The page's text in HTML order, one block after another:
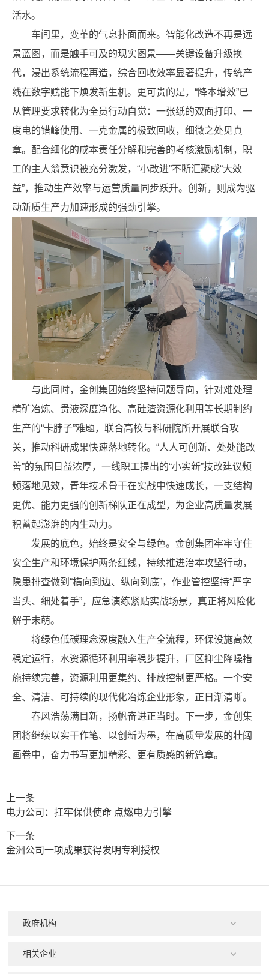
活水。
车间里，变革的气息扑面而来。智能化改造不再是远
景蓝图，而是触手可及的现实图景——关键设备升级换
代，浸出系统流程再造，综合回收效率显著提升，传统产
线在数字赋能下焕发新生机。更可贵的是，“降本增效”已
从管理要求转化为全员行动自觉：一张纸的双面打印、一
度电的错峰使用、一克金属的极致回收，细微之处见真
章。配合细化的成本责任分解和完善的考核激励机制，职
工的主人翁意识被充分激发，“小改进”不断汇聚成“大效
益”，推动生产效率与运营质量同步跃升。创新，则成为驱
动新质生产力加速形成的强劲引擎。
与此同时，金创集团始终坚持问题导向，针对难处理
精矿冶炼、贵液深度净化、高硅渣资源化利用等长期制约
生产的“卡脖子”难题，联合高校与科研院所开展联合攻
关，推动科研成果快速落地转化。“人人可创新、处处能改
善”的氛围日益浓厚，一线职工提出的“小实新”技改建议频
频落地见效，青年技术骨干在实战中快速成长，一支结构
更优、能力更强的创新梯队正在成型，为企业高质量发展
积蓄起澎湃的内生动力。
发展的底色，始终是安全与绿色。金创集团牢牢守住
安全生产和环境保护两条红线，持续推进治本攻坚行动，
隐患排查做到“横向到边、纵向到底”，作业管控坚持“严字
当头、细处着手”，应急演练紧贴实战场景，真正将风险化
解于未萌。
将绿色低碳理念深度融入生产全流程，环保设施高效
稳定运行，水资源循环利用率稳步提升，厂区抑尘降噪措
施持续完善，资源利用更集约、排放控制更严格。一个安
全、清洁、可持续的现代化冶炼企业形象，正日渐清晰。
春风浩荡满目新，扬帆奋进正当时。下一步，金创集
团将继续以实干作笔、以创新为墨，在高质量发展的壮阔
画卷中，奋力书写更加精彩、更有质感的新篇章。
上一条
电力公司：扛牢保供使命 点燃电力引擎
下一条
金洲公司一项成果获得发明专利授权